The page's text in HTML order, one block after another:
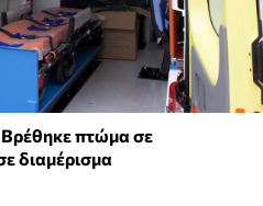
πτώμα σε
διαμέρισμα